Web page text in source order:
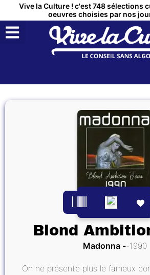
Vive la Culture ! c'est 748 sélections
oeuvres choisies par nos
Blond
Madonna 1990
On ne présente plus le fameux